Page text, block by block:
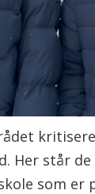
Her står de
som er